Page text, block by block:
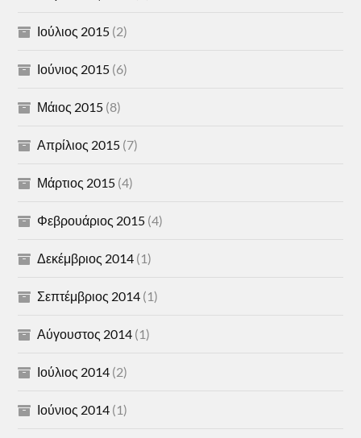
Ιούλιος 2015 (2)
Ιούνιος 2015 (6)
Μάιος 2015 (8)
Απρίλιος 2015 (7)
Μάρτιος 2015 (4)
Φεβρουάριος 2015 (4)
Δεκέμβριος 2014 (1)
Σεπτέμβριος 2014 (1)
Αύγουστος 2014 (1)
Ιούλιος 2014 (2)
Ιούνιος 2014 (1)